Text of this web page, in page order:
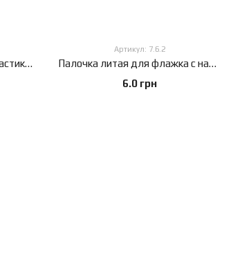
Настольная подставка пластиковая на 3 флажка
Артикул: 7.6.2
Палочка литая для флажка с навершием капля
6.0 грн